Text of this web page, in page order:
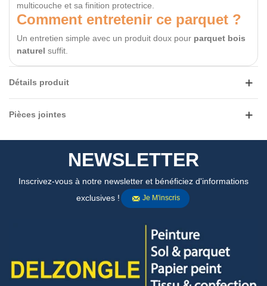
multicouche et sa finition protectrice.
Comment entretenir ce parquet ?
Un entretien simple avec un produit doux pour parquet bois
naturel suffit.
Détails produit
Pièces jointes
NEWSLETTER
Inscrivez-vous à notre newsletter et bénéficiez d'informations
exclusives !
Je M'inscris